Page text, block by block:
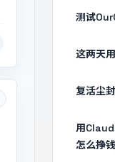
测试
这两天
复活尘
用
怎么挣